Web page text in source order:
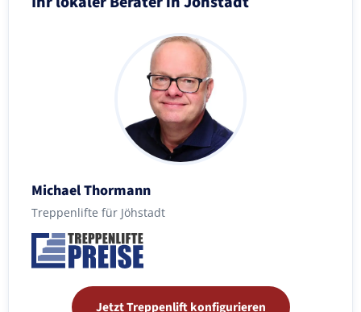
Michael Thormann
Treppenlifte für Jöhstadt
Jetzt Treppenlift konfigurieren